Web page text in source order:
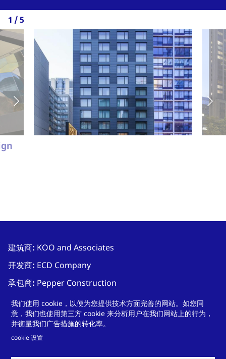
1 /5
建筑商: KOO and Associates
开发商: ECD Company
承包商: Pepper Construction
窗口系统 :4250i-XLT Invent series byWausau Window
and Wall Systems
玻璃制造商 Oldcastle Building Envelope
我们使用 cookie，以便为您提供技术方面完善的网站。如您同
意，我们也使用第三方 cookie 来分析用户在我们网站上的行为，
并衡量我们广告措施的转化率。
cookie 设置